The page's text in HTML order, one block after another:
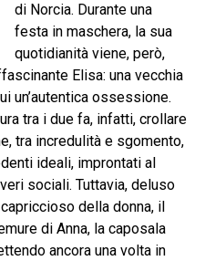
di Norcia. Durante una
festa in maschera, la sua
quotidianità viene, però,
Elisa: una vecchia
un’autentica ossessione.
tra i due fa, infatti, crollare
tra incredulità e sgomento,
ideali, improntati al
sociali. Tuttavia, deluso
della donna, il
di Anna, la caposala
ancora una volta in